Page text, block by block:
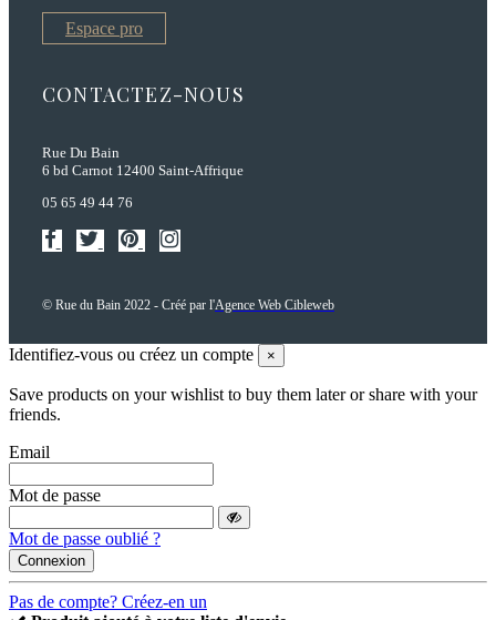
Espace pro
CONTACTEZ-NOUS
Rue Du Bain
6 bd Carnot 12400 Saint-Affrique
05 65 49 44 76
© Rue du Bain 2022 - Créé par l'Agence Web Cibleweb
Identifiez-vous ou créez un compte ×
Save products on your wishlist to buy them later or share with your
friends.
Email
Mot de passe
Mot de passe oublié ?
Connexion
Pas de compte? Créez-en un